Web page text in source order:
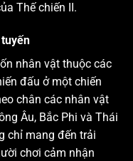
Thế chiến II.
nhân vật thuộc các
đấu ở một chiến
chân các nhân vật
Âu, Bắc Phi và Thái
chỉ mang đến trải
chơi cảm nhận